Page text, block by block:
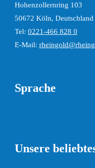
Hohenzollernring 103
50672 Köln, Deutschland
Tel: 0221-466 828 0
E-Mail:
Sprache
Unsere